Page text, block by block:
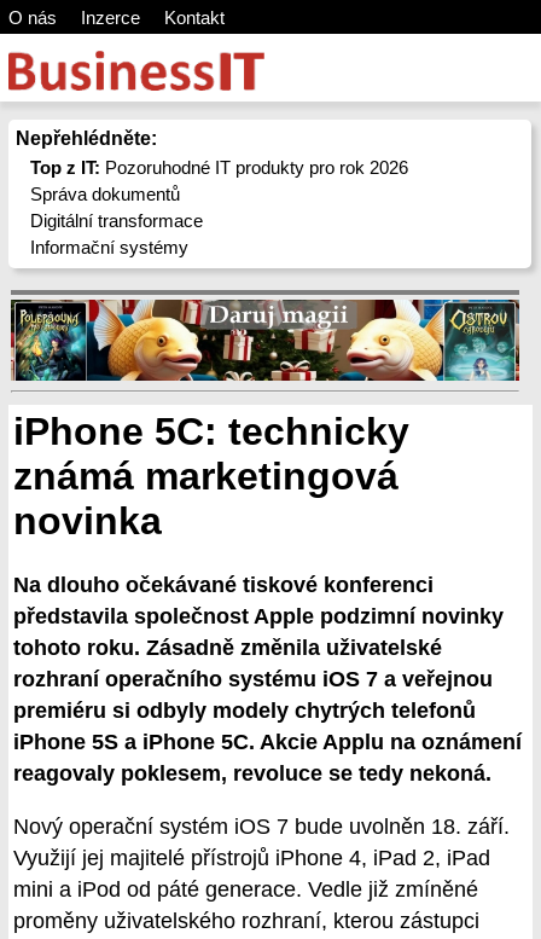
O nás Inzerce Kontakt
Nepřehlédněte:
Top z IT: Pozoruhodné IT produkty pro rok 2026
Správa dokumentů
Digitální transformace
Informační systémy
iPhone 5C: technicky
známá marketingová
novinka
Na dlouho očekávané tiskové konferenci
představila společnost Apple podzimní novinky
tohoto roku. Zásadně změnila uživatelské
rozhraní operačního systému iOS 7 a veřejnou
premiéru si odbyly modely chytrých telefonů
iPhone 5S a iPhone 5C. Akcie Applu na oznámení
reagovaly poklesem, revoluce se tedy nekoná.
Nový operační systém iOS 7 bude uvolněn 18. září.
Využijí jej majitelé přístrojů iPhone 4, iPad 2, iPad
mini a iPod od páté generace. Vedle již zmíněné
proměny uživatelského rozhraní, kterou zástupci